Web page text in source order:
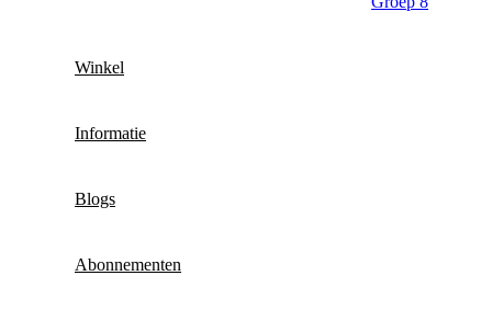
Winkel
Informatie
Blogs
Abonnementen